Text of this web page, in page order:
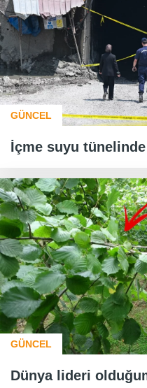
GÜNCEL
İçme suyu
GÜNCEL
Dünya lideri